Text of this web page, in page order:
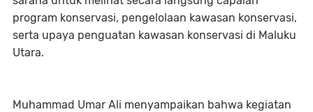
program konservasi, pengelolaan kawasan konservasi,
serta upaya penguatan kawasan konservasi di Maluku
Utara.
Muhammad Umar Ali menyampaikan bahwa kegiatan